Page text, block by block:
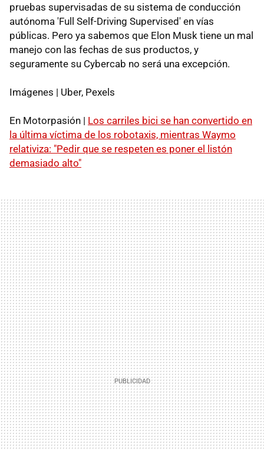
pruebas supervisadas de su sistema de conducción
autónoma 'Full Self-Driving Supervised' en vías
públicas. Pero ya sabemos que Elon Musk tiene un mal
manejo con las fechas de sus productos, y
seguramente su Cybercab no será una excepción.
Imágenes | Uber, Pexels
En Motorpasión | Los carriles bici se han convertido en
la última víctima de los robotaxis, mientras Waymo
relativiza: "Pedir que se respeten es poner el listón
demasiado alto"